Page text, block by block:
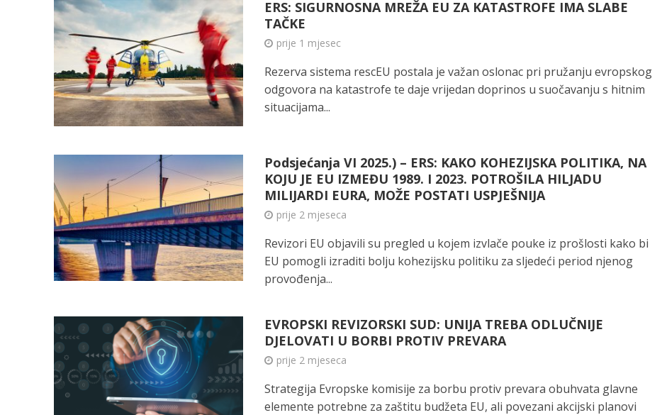
ERS: SIGURNOSNA MREŽA EU ZA KATASTROFE IMA SLABE
TAČKE
prije 1 mjesec
Rezerva sistema rescEU postala je važan oslonac pri pružanju evropskog
odgovora na katastrofe te daje vrijedan doprinos u suočavanju s hitnim
situacijama...
Podsjećanja VI 2025.) – ERS: KAKO KOHEZIJSKA POLITIKA, NA
KOJU JE EU IZMEĐU 1989. I 2023. POTROŠILA HILJADU
MILIJARDI EURA, MOŽE POSTATI USPJEŠNIJA
prije 2 mjeseca
Revizori EU objavili su pregled u kojem izvlače pouke iz prošlosti kako bi
EU pomogli izraditi bolju kohezijsku politiku za sljedeći period njenog
provođenja...
EVROPSKI REVIZORSKI SUD: UNIJA TREBA ODLUČNIJE
DJELOVATI U BORBI PROTIV PREVARA
prije 2 mjeseca
Strategija Evropske komisije za borbu protiv prevara obuhvata glavne
elemente potrebne za zaštitu budžeta EU, ali povezani akcijski planovi